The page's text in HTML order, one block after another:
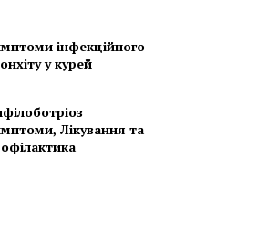
інфекційного
у курей
Лікування та